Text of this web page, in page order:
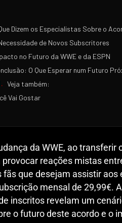
Dizem os Especialistas Sobre o
de Novos Subscritores
no Futuro da WWE e da ESPN
O Que Esperar num Futuro
Veja também:
Vai Gostar
da WWE, ao transferir
provocar reações mistas
fãs que desejam assistir aos
mensal de 29,99€.
inscritos revelam um
o futuro deste acordo e o